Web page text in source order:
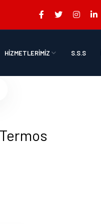
HİZMETLERİMİZ S.S.S